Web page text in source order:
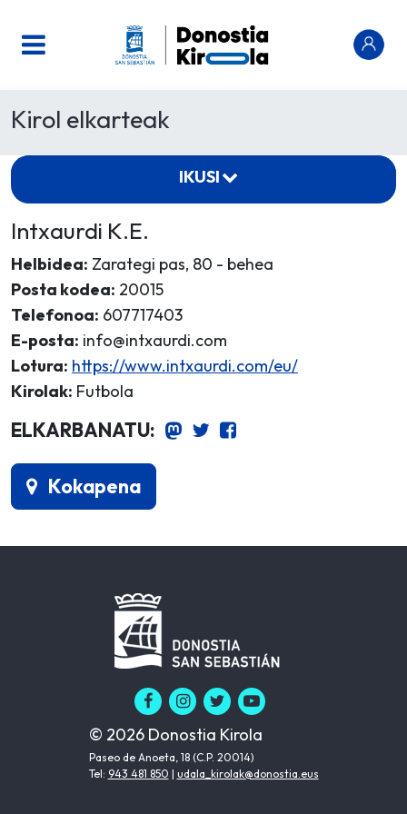
Kirol elkarteak
Intxaurdi K.E.
Helbidea: Zarategi pas, 80 - behea
Posta kodea: 20015
Telefonoa: 607717403
E-posta: info@intxaurdi.com
Lotura: https://www.intxaurdi.com/eu/
Kirolak: Futbola
ELKARBANATU:
Kokapena
IKUSI
© 2026 Donostia Kirola
Paseo de Anoeta, 18 (C.P. 20014)
Tel: 943 481 850 | udala_kirolak@donostia.eus